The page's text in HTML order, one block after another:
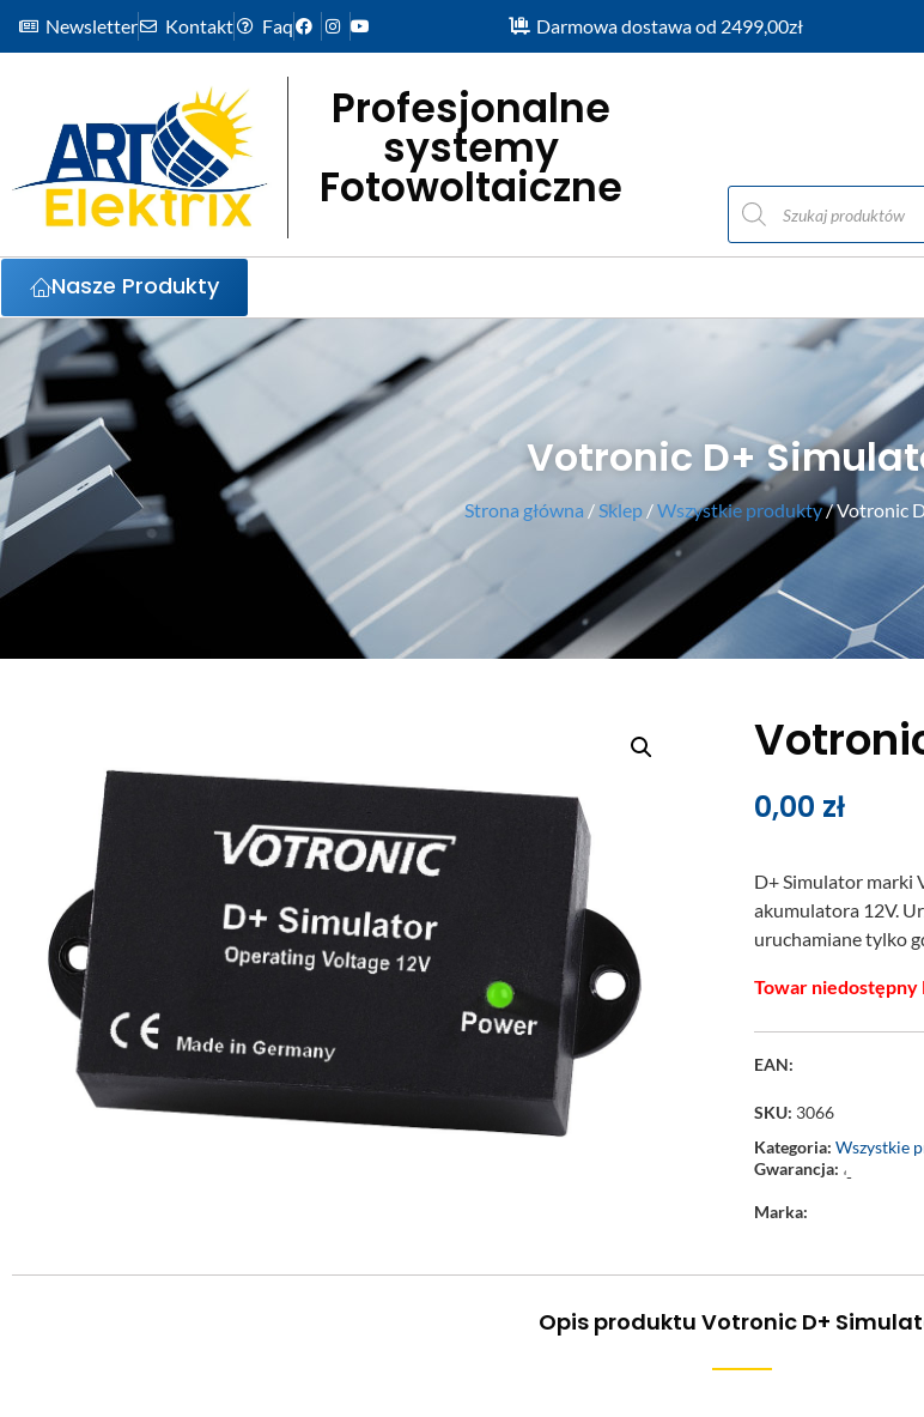
Newsletter Kontakt Faq Darmowa dostawa od 2499,00zł
Profesjonalne
systemy
Fotowoltaiczne
Nasze Produkty
Votronic D+
Strona główna /Sklep/Wszystkie produkty/ Votronic
0,00 zł
D+ Simulator marki
akumulatora 12V.
uruchamiane tylko
Towar niedostępny
EAN:
SKU: 3066
Kategoria:Wszystkie
Gwarancja: ‘-
Marka:
Opis produktu Votronic D+